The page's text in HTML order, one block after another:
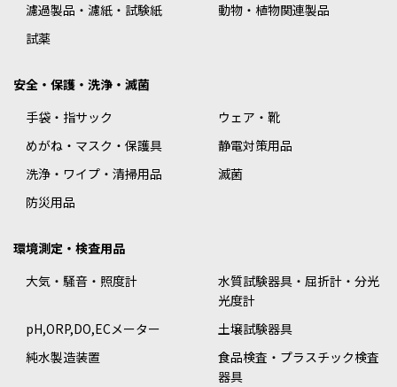
濾過製品・濾紙・試験紙
動物・植物関連製品
試薬
安全・保護・洗浄・滅菌
手袋・指サック
ウェア・靴
めがね・マスク・保護具
静電対策用品
洗浄・ワイプ・清掃用品
滅菌
防災用品
環境測定・検査用品
大気・騒音・照度計
水質試験器具・屈折計・分光
光度計
pH,ORP,DO,ECメーター
土壌試験器具
純水製造装置
食品検査・プラスチック検査
器具